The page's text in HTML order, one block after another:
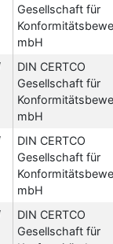
Gesellschaft für
mbH
DIN CERTCO
Gesellschaft für
mbH
DIN CERTCO
Gesellschaft für
mbH
DIN CERTCO
Gesellschaft für